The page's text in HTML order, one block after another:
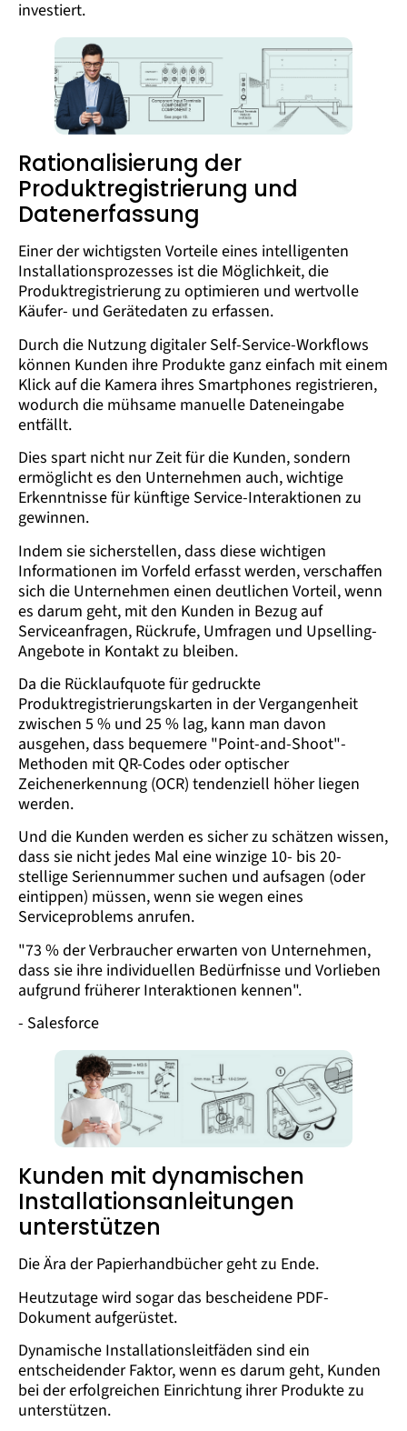
investiert.
Rationalisierung der
Produktregistrierung und
Datenerfassung
Einer der wichtigsten Vorteile eines intelligenten
Installationsprozesses ist die Möglichkeit, die
Produktregistrierung zu optimieren und wertvolle
Käufer- und Gerätedaten zu erfassen.
Durch die Nutzung digitaler Self-Service-Workflows
können Kunden ihre Produkte ganz einfach mit einem
Klick auf die Kamera ihres Smartphones registrieren,
wodurch die mühsame manuelle Dateneingabe
entfällt.
Dies spart nicht nur Zeit für die Kunden, sondern
ermöglicht es den Unternehmen auch, wichtige
Erkenntnisse für künftige Service-Interaktionen zu
gewinnen.
Indem sie sicherstellen, dass diese wichtigen
Informationen im Vorfeld erfasst werden, verschaffen
sich die Unternehmen einen deutlichen Vorteil, wenn
es darum geht, mit den Kunden in Bezug auf
Serviceanfragen, Rückrufe, Umfragen und Upselling-
Angebote in Kontakt zu bleiben.
Da die Rücklaufquote für gedruckte
Produktregistrierungskarten in der Vergangenheit
zwischen 5 % und 25 % lag, kann man davon
ausgehen, dass bequemere "Point-and-Shoot"-
Methoden mit QR-Codes oder optischer
Zeichenerkennung (OCR) tendenziell höher liegen
werden.
Und die Kunden werden es sicher zu schätzen wissen,
dass sie nicht jedes Mal eine winzige 10- bis 20-
stellige Seriennummer suchen und aufsagen (oder
eintippen) müssen, wenn sie wegen eines
Serviceproblems anrufen.
"73 % der Verbraucher erwarten von Unternehmen,
dass sie ihre individuellen Bedürfnisse und Vorlieben
aufgrund früherer Interaktionen kennen".
- Salesforce
Kunden mit dynamischen
Installationsanleitungen
unterstützen
Die Ära der Papierhandbücher geht zu Ende.
Heutzutage wird sogar das bescheidene PDF-
Dokument aufgerüstet.
Dynamische Installationsleitfäden sind ein
entscheidender Faktor, wenn es darum geht, Kunden
bei der erfolgreichen Einrichtung ihrer Produkte zu
unterstützen.